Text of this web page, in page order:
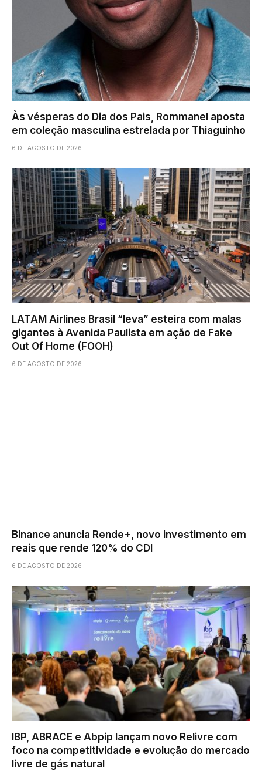
Às vésperas do Dia dos Pais, Rommanel aposta
em coleção masculina estrelada por Thiaguinho
6 DE AGOSTO DE 2026
LATAM Airlines Brasil “leva” esteira com malas
gigantes à Avenida Paulista em ação de Fake
Out Of Home (FOOH)
6 DE AGOSTO DE 2026
Binance anuncia Rende+, novo investimento em
reais que rende 120% do CDI
6 DE AGOSTO DE 2026
IBP, ABRACE e Abpip lançam novo Relivre com
foco na competitividade e evolução do mercado
livre de gás natural